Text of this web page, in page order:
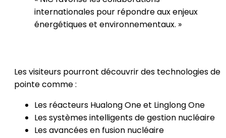
internationales pour répondre aux enjeux
énergétiques et environnementaux. »
Les visiteurs pourront découvrir des technologies de
pointe comme :
Les réacteurs Hualong One et Linglong One
Les systèmes intelligents de gestion nucléaire
Les avancées en fusion nucléaire